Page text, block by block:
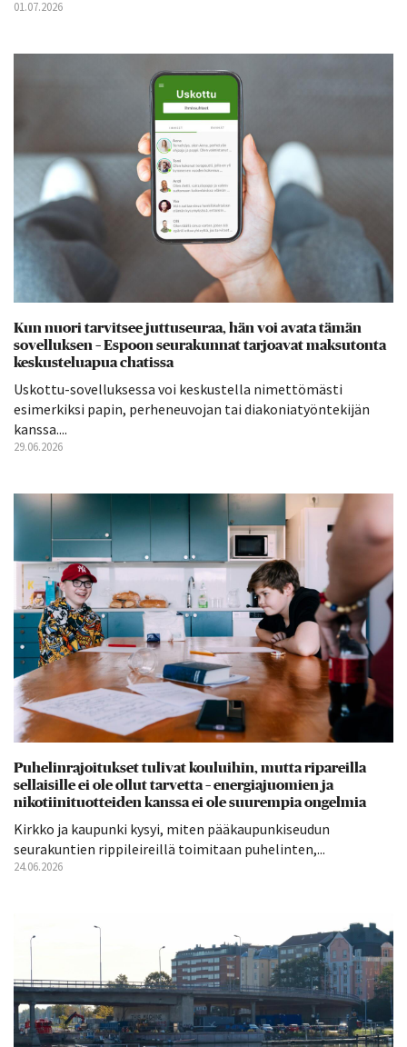
01.07.2026
Kun nuori tarvitsee juttuseuraa, hän voi avata tämän
sovelluksen – Espoon seurakunnat tarjoavat maksutonta
keskusteluapua chatissa
Uskottu-sovelluksessa voi keskustella nimettömästi
esimerkiksi papin, perheneuvojan tai diakoniatyöntekijän
kanssa....
29.06.2026
Puhelinrajoitukset tulivat kouluihin, mutta ripareilla
sellaisille ei ole ollut tarvetta – energiajuomien ja
nikotiinituotteiden kanssa ei ole suurempia ongelmia
Kirkko ja kaupunki kysyi, miten pääkaupunkiseudun
seurakuntien rippileireillä toimitaan puhelinten,...
24.06.2026